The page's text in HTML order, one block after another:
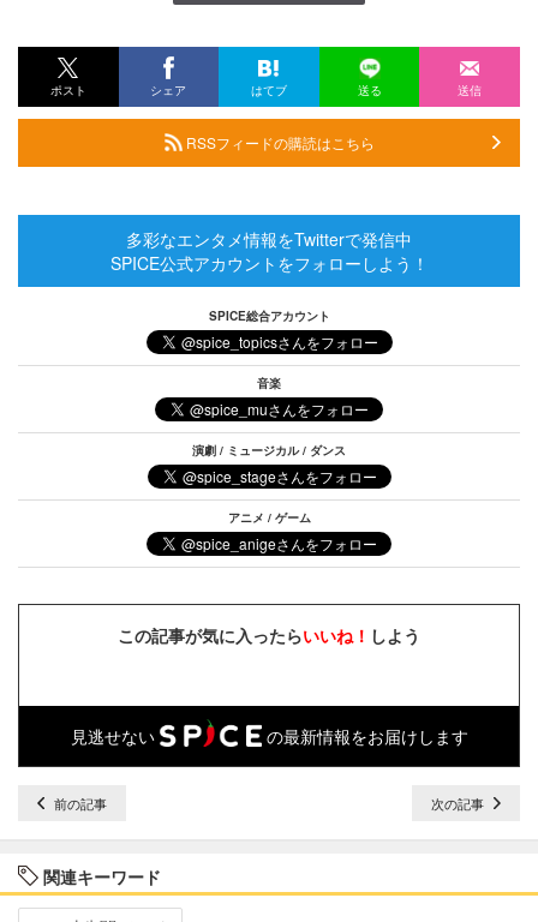
ポスト シェア はてブ 送る 送信
RSSフィードの購読はこちら
多彩なエンタメ情報をTwitterで発信中
SPICE公式アカウントをフォローしよう！
SPICE総合アカウント
音楽
演劇 / ミュージカル / ダンス
アニメ / ゲーム
この記事が気に入ったらいいね！ しよう
見逃せない の最新情報をお届けします
前の記事 次の記事
関連キーワード